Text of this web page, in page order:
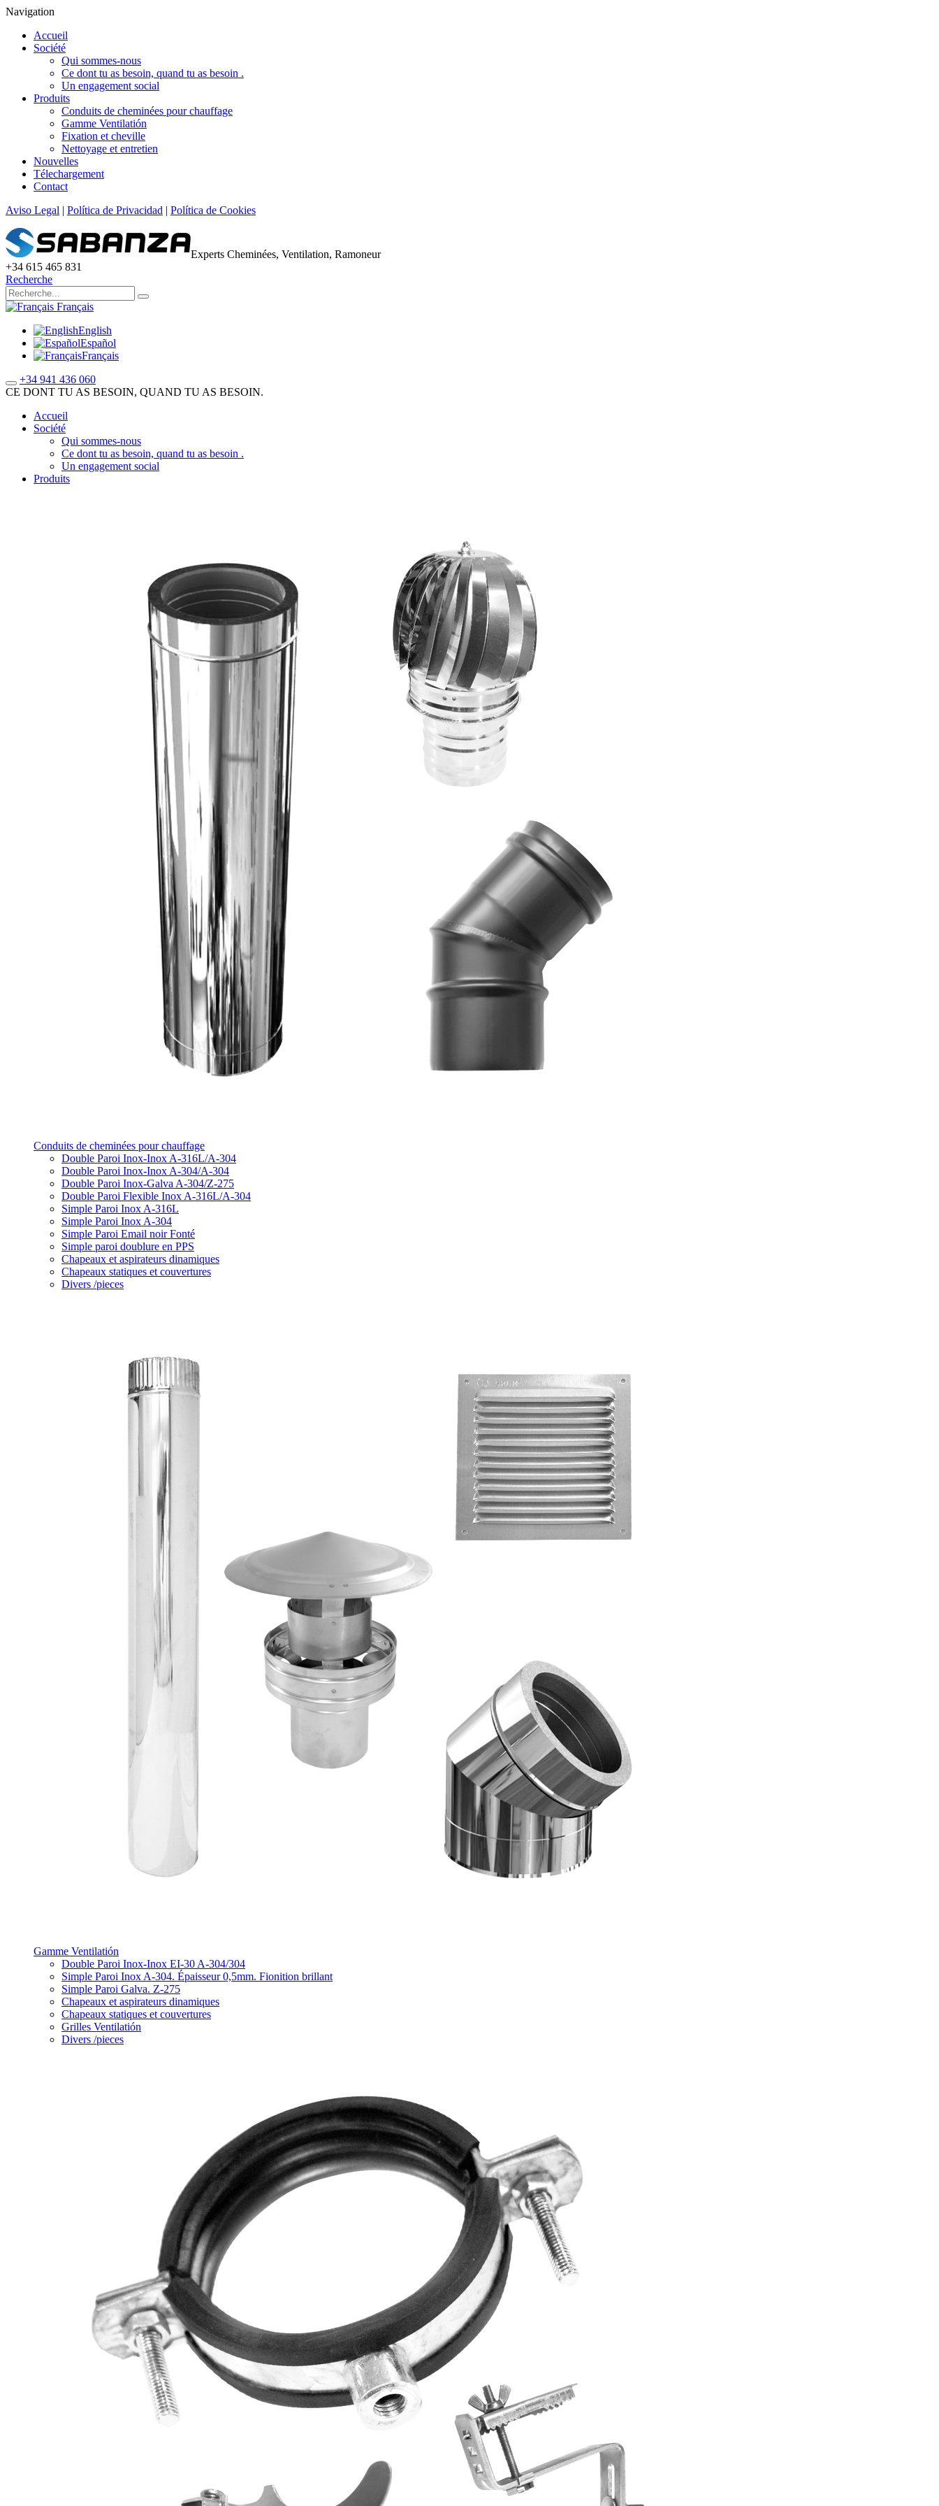
Navigation
Accueil
Société
Qui sommes-nous
Ce dont tu as besoin, quand tu as besoin .
Un engagement social
Produits
Conduits de cheminées pour chauffage
Gamme Ventilatión
Fixation et cheville
Nettoyage et entretien
Nouvelles
Télechargement
Contact
Aviso Legal | Política de Privacidad | Política de Cookies
Experts Cheminées, Ventilation, Ramoneur
+34 615 465 831
Recherche
Français
English
Español
Français
+34 941 436 060
CE DONT TU AS BESOIN, QUAND TU AS BESOIN.
Accueil
Société
Qui sommes-nous
Ce dont tu as besoin, quand tu as besoin .
Un engagement social
Produits
Conduits de cheminées pour chauffage
Double Paroi Inox-Inox A-316L/A-304
Double Paroi Inox-Inox A-304/A-304
Double Paroi Inox-Galva A-304/Z-275
Double Paroi Flexible Inox A-316L/A-304
Simple Paroi Inox A-316L
Simple Paroi Inox A-304
Simple Paroi Email noir Fonté
Simple paroi doublure en PPS
Chapeaux et aspirateurs dinamiques
Chapeaux statiques et couvertures
Divers /pieces
Gamme Ventilatión
Double Paroi Inox-Inox EI-30 A-304/304
Simple Paroi Inox A-304. Épaisseur 0,5mm. Fionition brillant
Simple Paroi Galva. Z-275
Chapeaux et aspirateurs dinamiques
Chapeaux statiques et couvertures
Grilles Ventilatión
Divers /pieces